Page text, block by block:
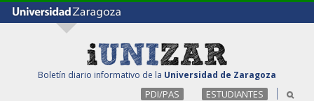
Boletín diario informativo de la Universidad de Zaragoza
PDI/PAS ESTUDIANTES